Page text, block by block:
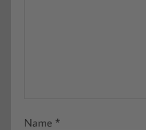
Name *